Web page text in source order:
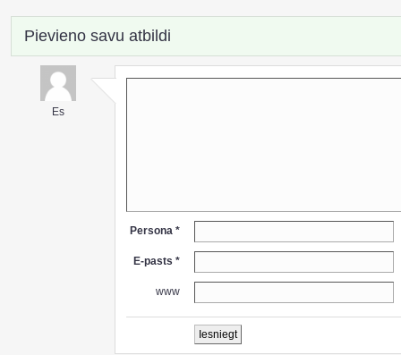
Pievieno savu atbildi
Es
Persona *
E-pasts *
www